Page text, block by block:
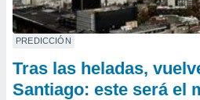
PREDICCIÓN
Tras las heladas,
Santiago: este será el